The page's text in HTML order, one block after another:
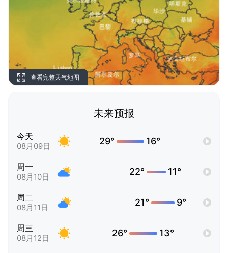
查看完整天气地图
未来预报
今天
08月09日 29° 16°
周一
08月10日 22° 11°
周二
08月11日 21° 9°
周三
08月12日 26° 13°